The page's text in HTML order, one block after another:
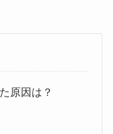
原因は？